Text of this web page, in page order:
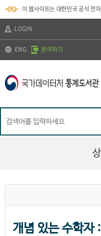
바
로
기
가
기
k
t
)
바
로
기
보
바
가
기
이 웹사이트는 대한민국 공식 전
LOGIN
ENG 문의하기
개념 있는 수학자